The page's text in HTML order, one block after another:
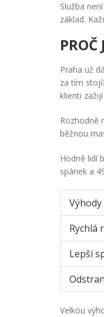
Služba
základ.
Praha už
za tím
klienti
Rozhodně
běžnou
Hodně lidí
spánek a
Rychlá
Lepší
Velkou